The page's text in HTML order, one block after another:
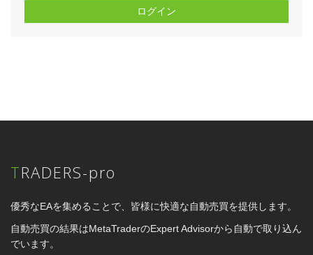
ログイン
TRADERS-pro
優秀なEAを集めることで、皆様に快適な自動売買を提供します。
自動売買の結果はMetaTraderのExpert Advisorから自動で取り込ん
でいます。